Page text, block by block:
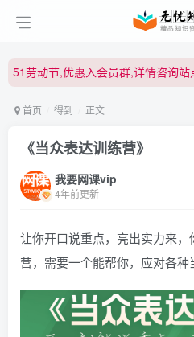
51劳动节,优惠入会员群,详情咨询站
51劳动节,优惠入会员群,详情咨询
首页 得到 正文
《当众表达训练营》
我要网课vip
4年前更新
让你开口说重点，亮出实力来
营，需要一个能帮你，应对各